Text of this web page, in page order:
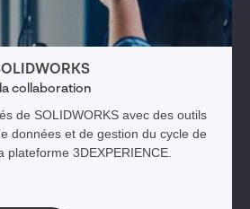
collaboration
de SOLIDWORKS avec des outils
données et de gestion du cycle de
plateforme 3DEXPERIENCE.